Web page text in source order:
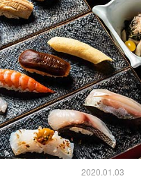
2020.01.03